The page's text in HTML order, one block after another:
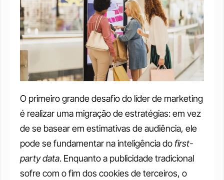
O primeiro grande desafio do líder de marketing
é realizar uma migração de estratégias: em vez
de se basear em estimativas de audiência, ele
pode se fundamentar na inteligência do first-
party data. Enquanto a publicidade tradicional
sofre com o fim dos cookies de terceiros, o